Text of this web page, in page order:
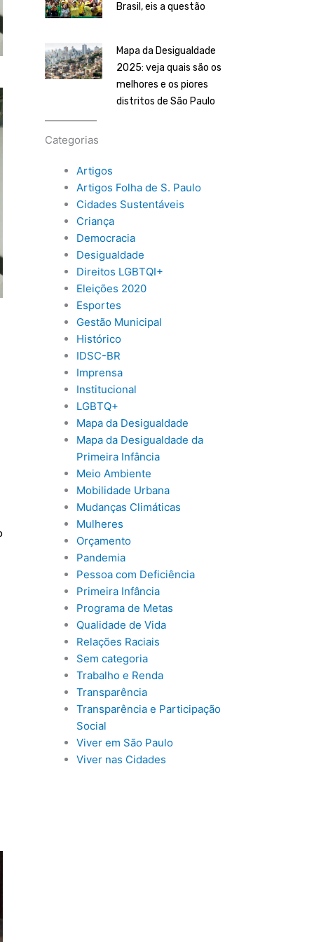
Brasil, eis a questão
Mapa da Desigualdade
2025: veja quais são os
melhores e os piores
distritos de São Paulo
Categorias
Artigos
Artigos Folha de S. Paulo
Cidades Sustentáveis
Criança
Democracia
Desigualdade
Direitos LGBTQI+
Eleições 2020
Esportes
Gestão Municipal
Histórico
IDSC-BR
Imprensa
Institucional
LGBTQ+
Mapa da Desigualdade
Mapa da Desigualdade da
Primeira Infância
Meio Ambiente
Mobilidade Urbana
Mudanças Climáticas
Mulheres
Orçamento
Pandemia
Pessoa com Deficiência
Primeira Infância
Programa de Metas
Qualidade de Vida
Relações Raciais
Sem categoria
Trabalho e Renda
Transparência
Transparência e Participação
Social
Viver em São Paulo
Viver nas Cidades